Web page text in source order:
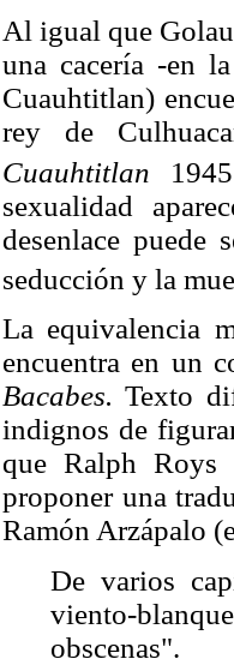
Al igual que
una cacería -en
Cuauhtitlan)
rey de
Cuauhtitlan
sexualidad
desenlace puede
seducción y la
La equivalencia
encuentra en un
Bacabes. Texto
indignos de
que Ralph Roys
proponer una
Ramón Arzápalo
De varios
viento-
obscenas".